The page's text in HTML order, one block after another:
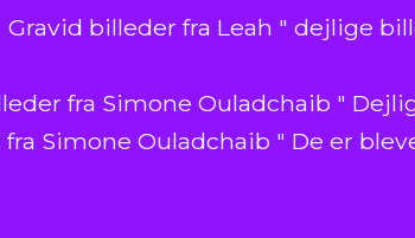
Gravid billeder fra Leah " dejlige
fra Simone Ouladchaib "
Simone Ouladchaib " De er